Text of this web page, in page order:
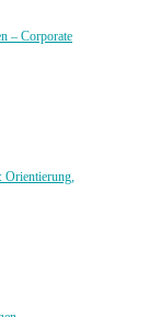
– Corporate